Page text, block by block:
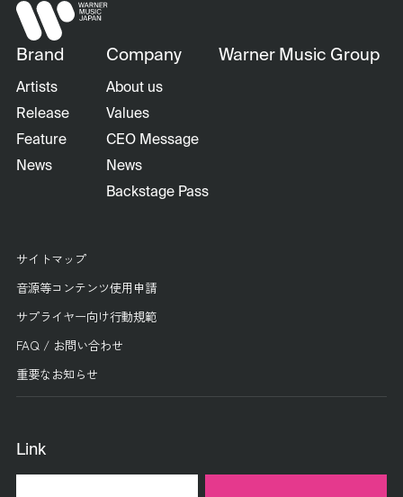
Brand
Artists
Release
Feature
News
Company
About us
Values
CEO Message
News
Backstage Pass
Warner Music Group
サイトマップ
音源等コンテンツ使用申請
サプライヤー向け行動規範
FAQ / お問い合わせ
重要なお知らせ
Link